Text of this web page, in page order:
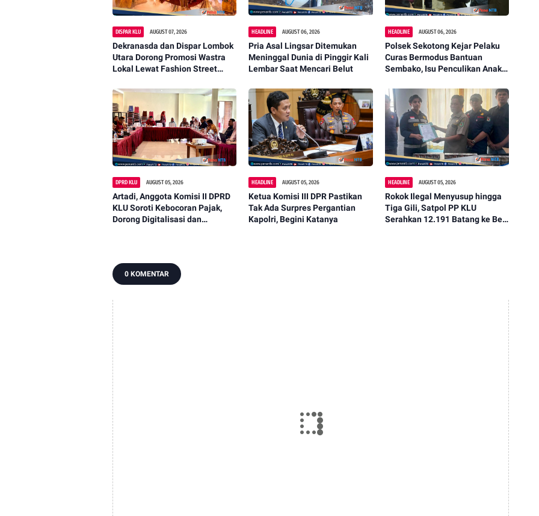
DISPAR KLU AUGUST 07, 2026
Dekranasda dan Dispar Lombok
Utara Dorong Promosi Wastra
Lokal Lewat Fashion Street
HEADLINE AUGUST 06, 2026
Pria Asal Lingsar Ditemukan
Meninggal Dunia di Pinggir Kali
Lembar Saat Mencari Belut
HEADLINE AUGUST 06, 2026
Polsek Sekotong Kejar Pelaku
Curas Bermodus Bantuan
Sembako, Isu Penculikan Anak
DPRD KLU AUGUST 05, 2026
Artadi, Anggota Komisi II DPRD
KLU Soroti Kebocoran Pajak,
Dorong Digitalisasi dan
HEADLINE AUGUST 05, 2026
Ketua Komisi III DPR Pastikan
Tak Ada Surpres Pergantian
Kapolri, Begini Katanya
HEADLINE AUGUST 05, 2026
Rokok Ilegal Menyusup hingga
Tiga Gili, Satpol PP KLU
Serahkan 12.191 Batang ke Bea
0 KOMENTAR